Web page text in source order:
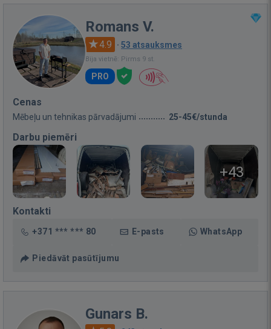
Romans V.
4.9 · 53 atsauksmes
Bija vietnē: Pirms 9 st.
PRO
Cenas
Mēbeļu un tehnikas pārvadājumi 25-45€/stunda
Darbu piemēri
+43
Kontakti
+371 *** *** 80 E-pasts WhatsApp
Piedāvāt pasūtījumu
Gunars B.